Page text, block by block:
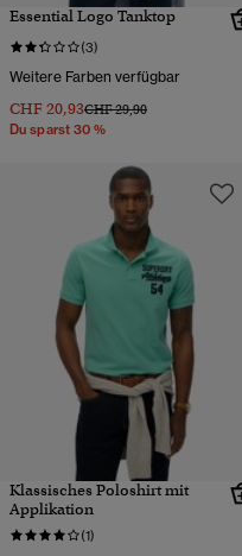
Essential Logo Tanktop
(3)
Weitere Farben verfügbar
CHF 20,93Preis wurde reduziert von
CHF 29,90bis
Du sparst 30 %
Klassisches Poloshirt mit
Applikation
(1)